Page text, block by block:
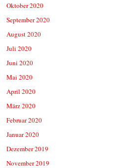
Oktober 2020
September 2020
August 2020
Juli 2020
Juni 2020
Mai 2020
April 2020
März 2020
Februar 2020
Januar 2020
Dezember 2019
November 2019